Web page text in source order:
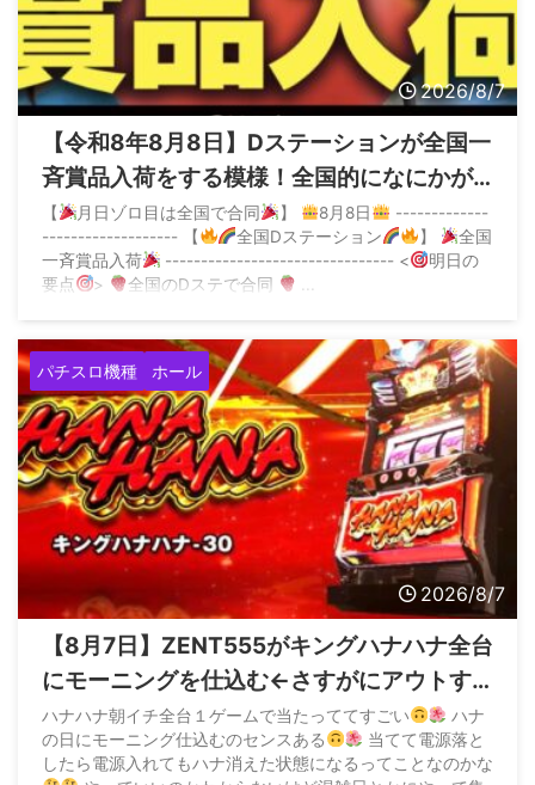
2026/8/7
【令和8年8月8日】Dステーションが全国一
斉賞品入荷をする模様！全国的になにかが
起こる？
【 月日ゾロ目は全国で合同 】 8月8日
-------------
------------------- 【
全国Dステーション 】
全国
一斉賞品入荷
-------------------------------- <
明日の
要点
> 全国のDステで合同
パチスロ機種 ホール
2026/8/7
【8月7日】ZENT555がキングハナハナ全台
にモーニングを仕込む←さすがにアウトす
ぎてお咎めなしなら加速すると危惧する声
も
ハナハナ朝イチ全台１ゲームで当たっててすごい
ハナ
の日にモーニング仕込むのセンスある
当てて電源落と
したら電源入れてもハナ消えた状態になるってことなのかな